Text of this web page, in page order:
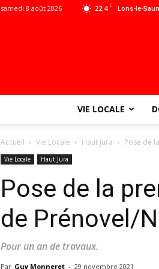
22.4 C Lons-le-
samedi 8 août 2026
VIE LOCALE
Accueil Vie Locale Haut Jura Pose de
Vie Locale Haut Jura
Pose de la
de Prénovel/
Pour un an de travaux.
Par Guy Monneret - 29 novembre 2021